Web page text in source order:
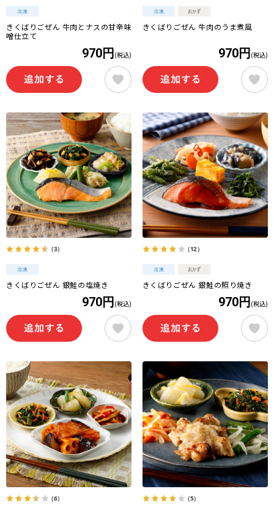
きくばりごぜん 牛肉とナスの甘辛味
噌仕立て
970円 (税込)
きくばりごぜん 牛肉のうま煮風
970円 (税込)
（3）
きくばりごぜん 銀鮭の塩焼き
970円 (税込)
（12）
きくばりごぜん 銀鮭の照り焼き
970円 (税込)
（6） （5）